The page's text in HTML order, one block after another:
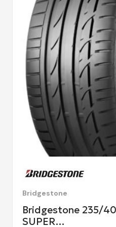
Bridgestone
Bridgestone 235/
SUPER…